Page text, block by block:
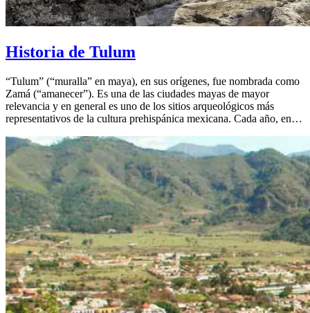
Historia de Tulum
“Tulum” (“muralla” en maya), en sus orígenes, fue nombrada como
Zamá (“amanecer”). Es una de las ciudades mayas de mayor
relevancia y en general es uno de los sitios arqueológicos más
representativos de la cultura prehispánica mexicana. Cada año, en…